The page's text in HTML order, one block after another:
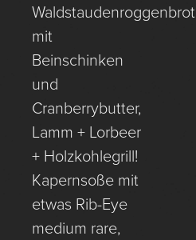
Waldstaudenroggenbrot
mit
Beinschinken
und
Cranberrybutter,
Lamm + Lorbeer
+ Holzkohlegrill!
Kapernsoße mit
etwas Rib-Eye
medium rare,